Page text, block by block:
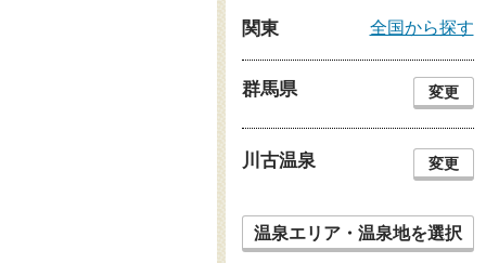
関東 全国から探す
群馬県 変更
川古温泉 変更
温泉エリア・温泉地を選択